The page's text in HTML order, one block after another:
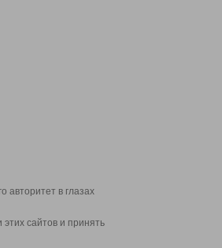
авторитет в глазах
сайтов и принять